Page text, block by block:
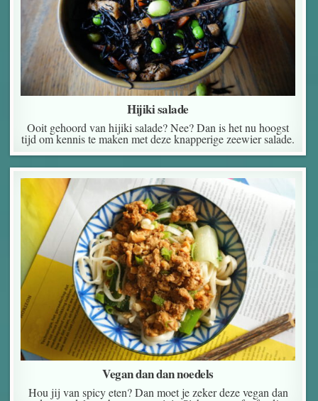
Hijiki salade
Ooit gehoord van hijiki salade? Nee? Dan is het nu hoogst
tijd om kennis te maken met deze knapperige zeewier salade.
Vegan dan dan noedels
Hou jij van spicy eten? Dan moet je zeker deze vegan dan